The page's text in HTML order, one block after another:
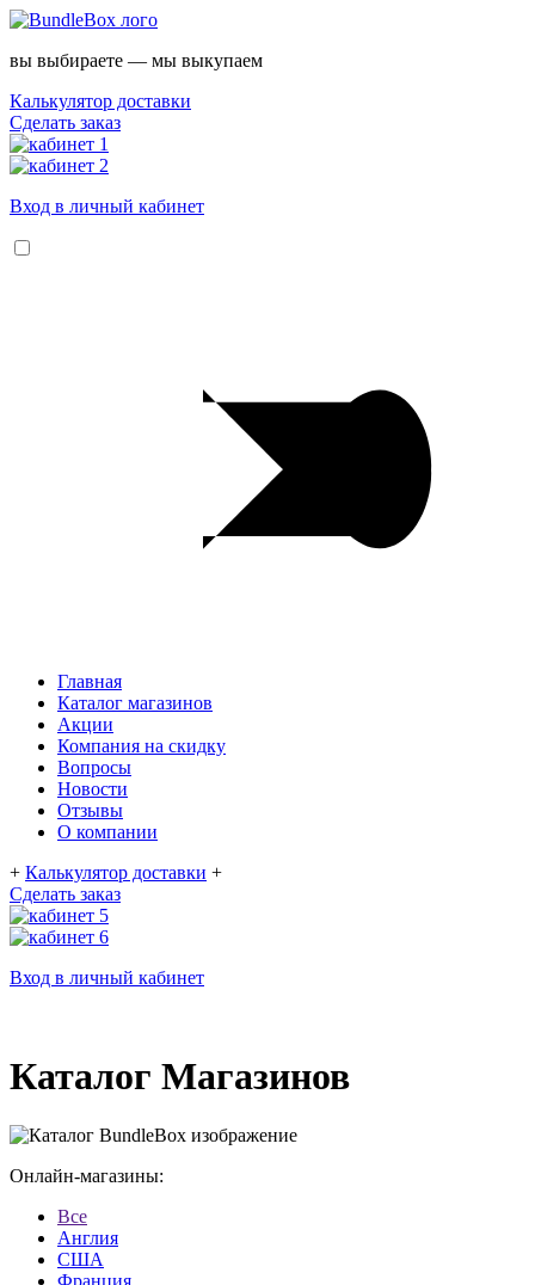
вы выбираете — мы выкупаем
Калькулятор доставки
Сделать заказ
Вход в личный кабинет
Главная
Каталог магазинов
Акции
Компания на скидку
Вопросы
Новости
Отзывы
О компании
+ Калькулятор доставки +
Сделать заказ
Вход в личный кабинет
Каталог Магазинов
Онлайн-магазины:
Все
Англия
США
Франция